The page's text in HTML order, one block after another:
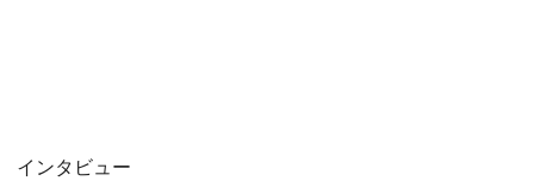
インタビュー